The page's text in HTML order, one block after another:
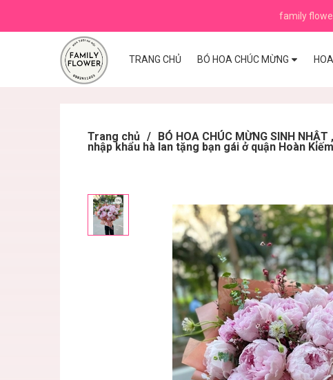
family
TRANG CHỦ BÓ HOA CHÚC MỪNG
Trang chủ / BÓ HOA CHÚC MỪNG SINH
nhập khẩu hà lan tặng bạn gái ở quận Hoàn